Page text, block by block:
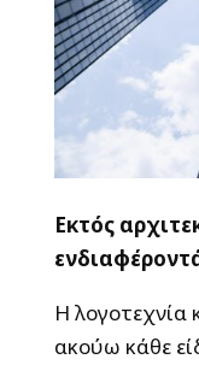
Εκτός
Η λογοτεχνία
ακούω κάθε